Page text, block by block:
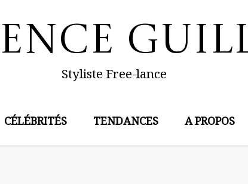
Styliste Free-lance
CÉLÉBRITÉS TENDANCES A PROPOS